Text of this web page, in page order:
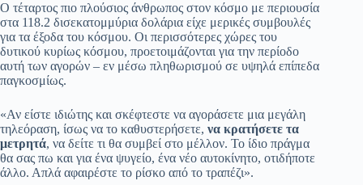
Ο τέταρτος πιο πλούσιος άνθρωπος στον κόσμο με περιουσία
στα 118.2 δισεκατομμύρια δολάρια είχε μερικές συμβουλές
για τα έξοδα του κόσμου. Οι περισσότερες χώρες του
δυτικού κυρίως κόσμου, προετοιμάζονται για την περίοδο
αυτή των αγορών – εν μέσω πληθωρισμού σε υψηλά επίπεδα
παγκοσμίως.
«Αν είστε ιδιώτης και σκέφτεστε να αγοράσετε μια μεγάλη
τηλεόραση, ίσως να το καθυστερήσετε, να κρατήσετε τα
μετρητά, να δείτε τι θα συμβεί στο μέλλον. Το ίδιο πράγμα
θα σας πω και για ένα ψυγείο, ένα νέο αυτοκίνητο, οτιδήποτε
άλλο. Απλά αφαιρέστε το ρίσκο από το τραπέζι».